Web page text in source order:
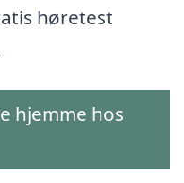
høretest
hjemme hos